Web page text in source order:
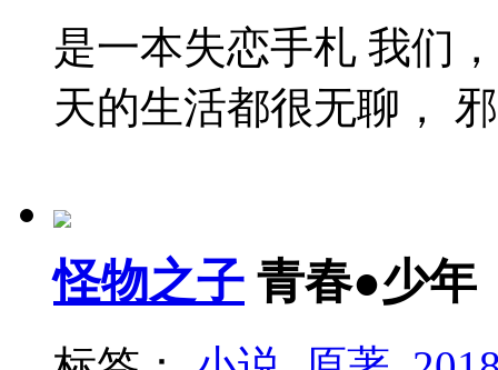
是一本失恋手札 我们
天的生活都很无聊，
怪物之子 青春●少年